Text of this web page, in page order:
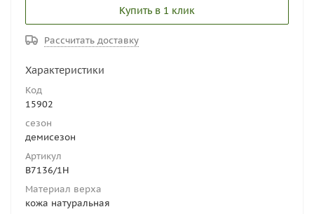
Купить в 1 клик
Рассчитать доставку
Характеристики
Код
15902
сезон
демисезон
Артикул
B7136/1H
Материал верха
кожа натуральная